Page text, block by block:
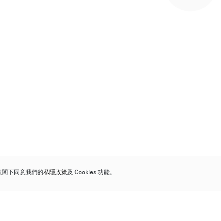
下同意我們的私隱政策及 Cookies 功能。